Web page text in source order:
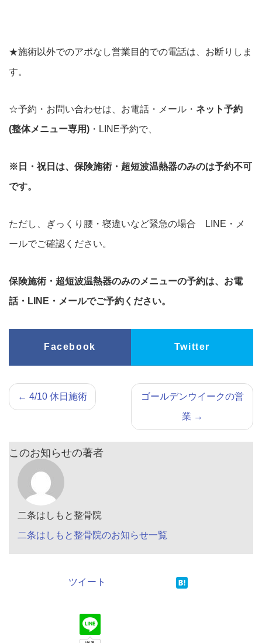
★施術以外でのアポなし営業目的での電話は、お断りしま
す。
☆予約・お問い合わせは、お電話・ メール・ ネット予約
(整体メニュー専用) ・LINE予約で、
※ 日・祝日は、保険施術・超短波温熱器のみのは予約不可
です。
ただし、ぎっくり腰・寝違いなど緊急の場合 LINE・メ
ールでご確認ください。
保険施術・超短波温熱器のみのメニューの予約は、お電
話・LINE・メールでご予約ください。
Facebook Twitter
← 4/10 休日施術
ゴールデンウイークの営
業 →
このお知らせの著者
二条はしもと整骨院
二条はしもと整骨院のお知らせ一覧
ツイート